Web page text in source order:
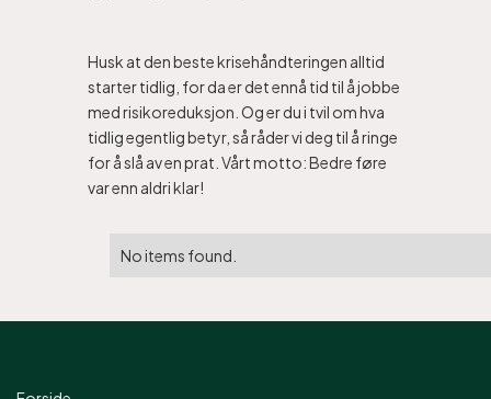
Husk at den beste krisehåndteringen alltid
starter tidlig, for da er det ennå tid til å jobbe
med risikoreduksjon. Og er du i tvil om hva
tidlig egentlig betyr, så råder vi deg til å ringe
for å slå av en prat. Vårt motto: Bedre føre
var enn aldri klar!
No items found.